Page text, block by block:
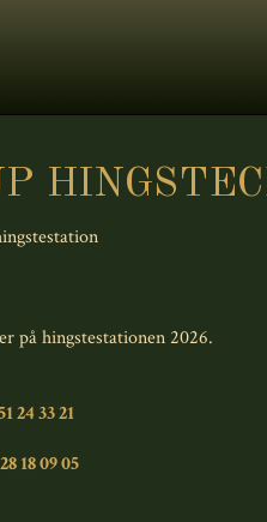
på hingstestationen 2026.
24 33 21
18 09 05